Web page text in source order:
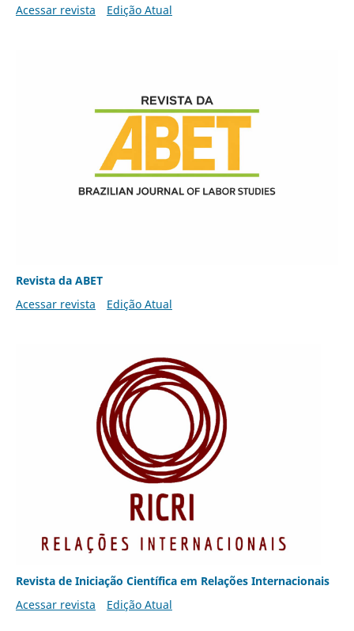
Acessar revista Edição Atual
Revista da ABET
Acessar revista
Edição Atual
Revista de Iniciação Científica em Relações Internacionais
Acessar revista
Edição Atual